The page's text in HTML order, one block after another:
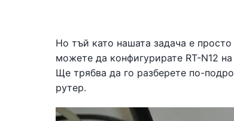
Но тъй като нашата задача е
можете да конфигурирате RT-N12
Ще трябва да го разберете по-
рутер.